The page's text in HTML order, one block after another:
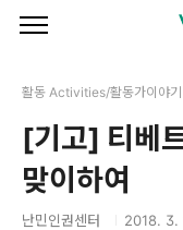
활동 Activities/활동가이야기
[기고] 티베
맞이하여
난민인권센터 2018. 3.